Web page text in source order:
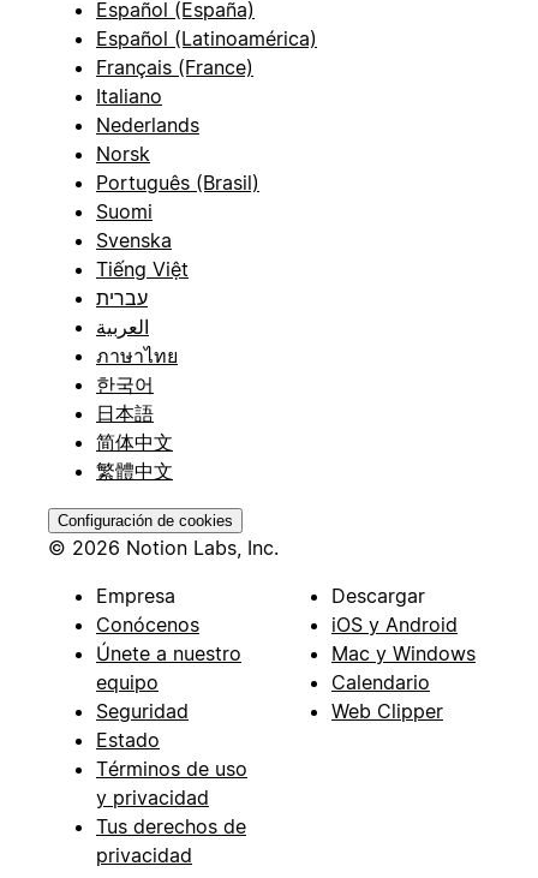
Español (España)
Español (Latinoamérica)
Français (France)
Italiano
Nederlands
Norsk
Português (Brasil)
Suomi
Svenska
Tiếng Việt
עברית
العربية
ภาษาไทย
한국어
日本語
简体中文
繁體中文
Configuración de cookies
© 2026 Notion Labs, Inc.
Empresa
Conócenos
Únete a nuestro
equipo
Seguridad
Estado
Términos de uso
y privacidad
Tus derechos de
privacidad
Descargar
iOS y Android
Mac y Windows
Calendario
Web Clipper